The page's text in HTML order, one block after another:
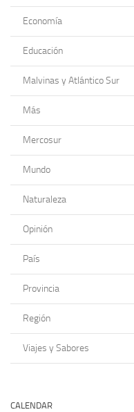
Economía
Educación
Malvinas y Atlántico Sur
Más
Mercosur
Mundo
Naturaleza
Opinión
País
Provincia
Región
Viajes y Sabores
CALENDAR